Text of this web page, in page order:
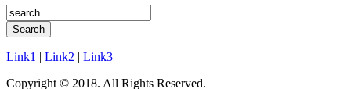
Link1 | Link2 | Link3
Copyright © 2018. All Rights Reserved.